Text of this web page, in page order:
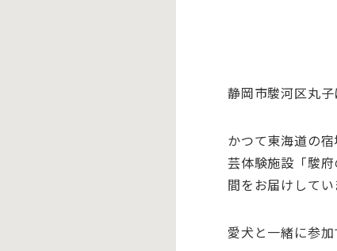
静岡市駿河区丸
かつて東海道の
芸体験施設「駿
間をお届けしてい
愛犬と一緒に参